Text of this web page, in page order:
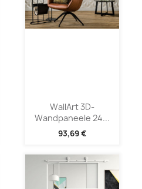
WallArt 3D-
Wandpaneele 24...
93,69 €